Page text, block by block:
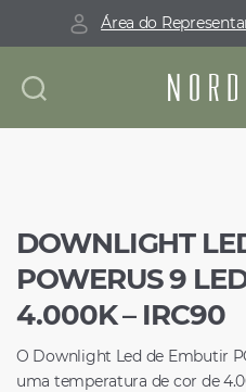
Área do
DOWNLIGHT
POWERUS 9
4.000K – IRC90
O Downlight Led de Embutir
uma temperatura de cor de